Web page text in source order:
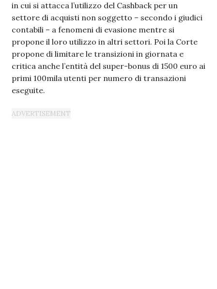
in cui si attacca l’utilizzo del Cashback per un
settore di acquisti non soggetto – secondo i giudici
contabili – a fenomeni di evasione mentre si
propone il loro utilizzo in altri settori. Poi la Corte
propone di limitare le transizioni in giornata e
critica anche l’entità del super-bonus di 1500 euro ai
primi 100mila utenti per numero di transazioni
eseguite.